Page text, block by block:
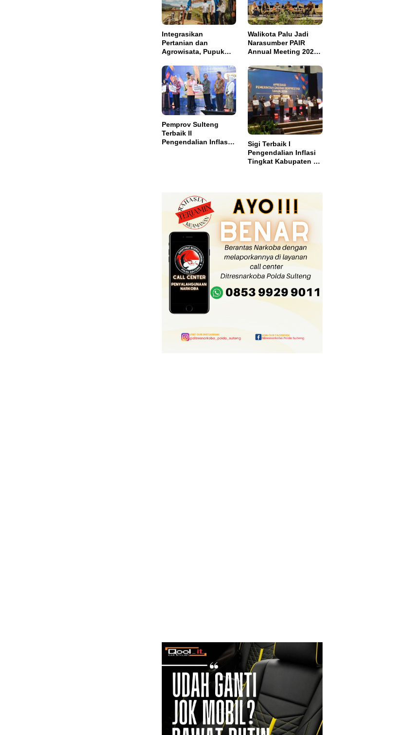
Integrasikan
Pertanian dan
Agrowisata, Pupuk
Kampung Sawah
Abadi di Bulutana
Sulsel
Walikota Palu Jadi
Narasumber PAIR
Annual Meeting 2026
Pemprov Sulteng
Terbaik II
Pengendalian Inflasi,
Sigi Terbaik I
Pengendalian Inflasi
Tingkat Kabupaten se